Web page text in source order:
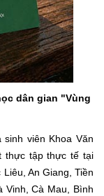
dân gian "Vùng
viên Khoa Văn
thực tập thực tế tại
An Giang, Tiền
Vinh, Cà Mau, Bình